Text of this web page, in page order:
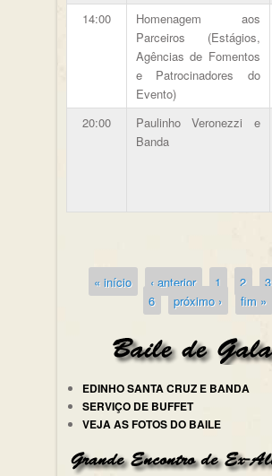
14:00
Homenagem aos
Parceiros (Estágios,
Agências de Fomentos
e Patrocinadores do
Evento)
20:00
Paulinho Veronezzi e
Banda
Páginas
« início ‹ anterior 1 2 3
6
próximo › fim »
EDINHO SANTA CRUZ E BANDA
SERVIÇO DE BUFFET
VEJA AS FOTOS DO BAILE